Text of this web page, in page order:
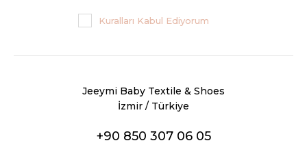
Kuralları Kabul Ediyorum
Jeeymi Baby Textile & Shoes
İzmir / Türkiye
+90 850 307 06 05